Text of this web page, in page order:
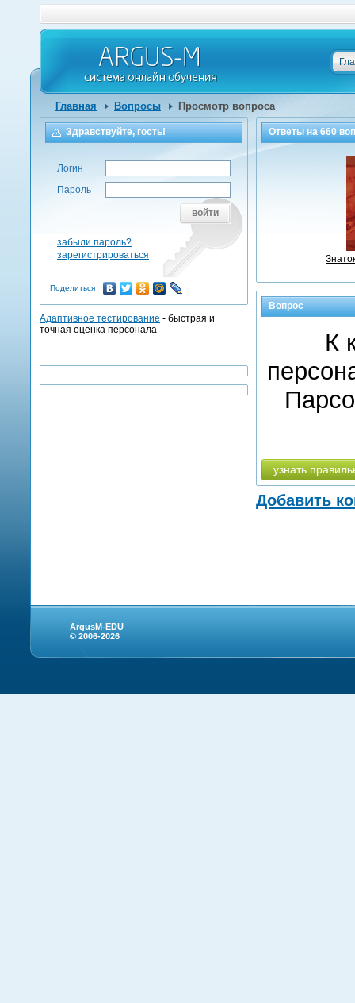
Главная Вопросы Просмотр вопроса
Ответы на660
Вопрос
К
узнать
Добавить
Здравствуйте, гость!
Логин
Пароль
войти
забыли пароль?
зарегистрироваться
Поделиться
Адаптивное тестирование - быстрая и
точная оценка персонала
ArgusM-EDU
© 2006-2026